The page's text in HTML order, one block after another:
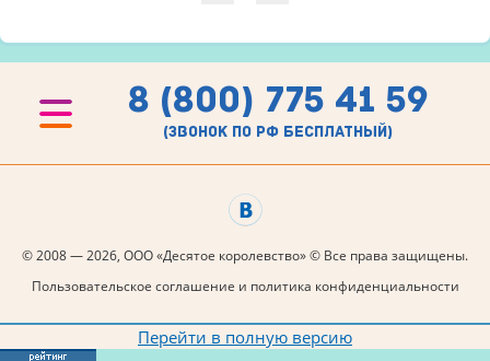
8 (800) 775 41 59
(звонок по рф бесплатный)
© 2008 — 2026, ООО «Десятое королевство» © Все права защищены.
Пользовательское соглашение и политика конфиденциальности
Перейти в полную версию